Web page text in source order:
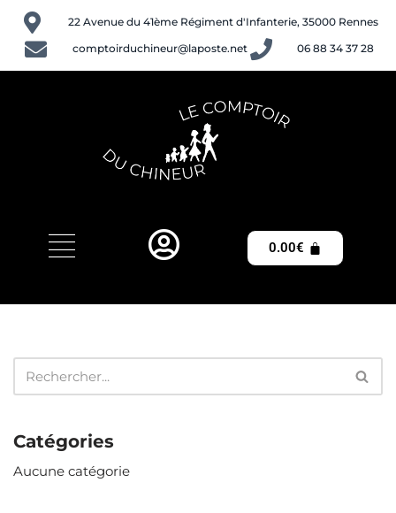
Aller
au
22 Avenue du 41ème Régiment d'Infanterie, 35000 Rennes
comptoirduchineur@laposte.net
06 88 34 37 28
0.00€
Catégories
Aucune catégorie